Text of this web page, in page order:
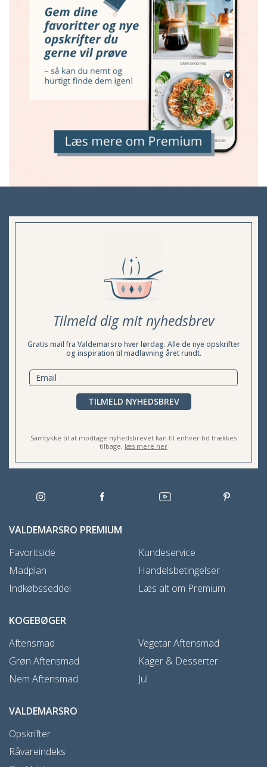
Tilmeld dig mit nyhedsbrev
Gratis mail fra Valdemarsro hver lørdag. Alle de nye opskrifter
og inspiration til madlavning året rundt.
TILMELD NYHEDSBREV
Samtykke til at modtage nyhedsbrevet kan til enhver tid trækkes
tilbage, læs mere her
VALDEMARSRO PREMIUM
Favoritside
Madplan
Indkøbsseddel
Kundeservice
Handelsbetingelser
Læs alt om Premium
KOGEBØGER
Aftensmad
Grøn Aftensmad
Nem Aftensmad
Vegetar Aftensmad
Kager & Desserter
Jul
VALDEMARSRO
Opskrifter
Råvareindeks